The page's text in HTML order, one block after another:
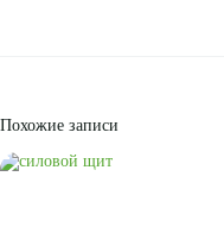
Похожие записи